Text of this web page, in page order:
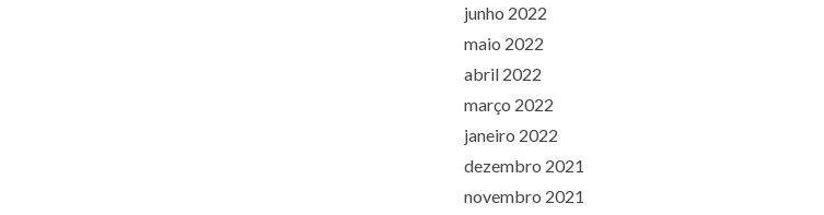
junho 2022
maio 2022
abril 2022
março 2022
janeiro 2022
dezembro 2021
novembro 2021